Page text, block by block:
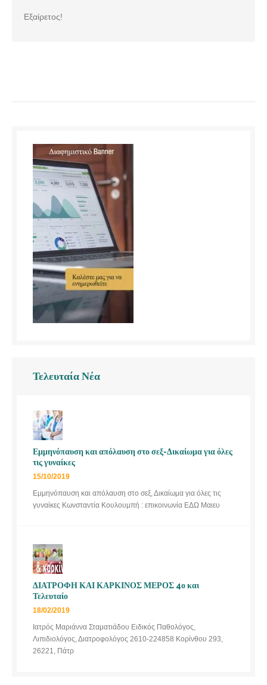
Εξαίρετος!
Τελευταία Νέα
Εμμηνόπαυση και απόλαυση στο σεξ-Δικαίωμα για όλες
τις γυναίκες
15/10/2019
Εμμηνόπαυση και απόλαυση στο σεξ, Δικαίωμα για όλες τις
γυναίκες Κωνσταντία Κουλουμπή : επικοινωνία ΕΔΩ Μαιευ
ΔΙΑΤΡΟΦΗ ΚΑΙ ΚΑΡΚΙΝΟΣ ΜΕΡΟΣ 4ο και
Τελευταίο
18/02/2019
Ιατρός Μαριάννα Σταματιάδου Ειδικός Παθολόγος,
Λιπιδιολόγος, Διατροφολόγος 2610-224858 Κορίνθου 293,
26221, Πάτρ